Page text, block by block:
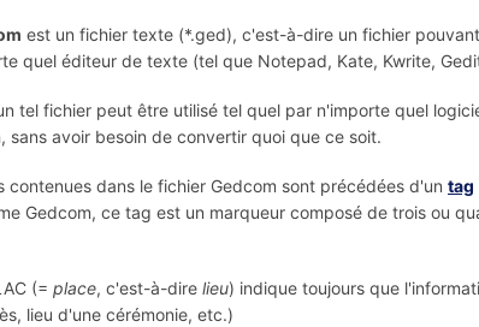
est un fichier texte (*.ged), c'est-à-dire un fichier
quel éditeur de texte (tel que Notepad, Kate, Kwrite,
tel fichier peut être utilisé tel quel par n'importe quel
sans avoir besoin de convertir quoi que ce soit.
contenues dans le fichier Gedcom sont précédées d'un tag
Gedcom, ce tag est un marqueur composé de trois ou
(= place, c'est-à-dire lieu) indique toujours que
lieu d'une cérémonie, etc.)